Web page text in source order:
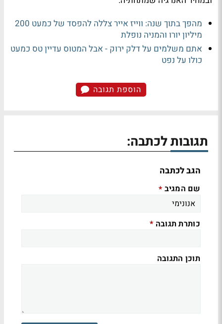
מהפך בתוך שנה: ווייז אייר צללה להפסד של כמעט 200
מיליון יורו והמניה נופלת
אתם משלמים על דלק ירוק - אבל המטוס עדיין טס כמעט
כולו על נפט
הוספת תגובה
תגובות לכתבה:
הגב לכתבה
שם המגיב *
כותרת תגובה *
תוכן התגובה